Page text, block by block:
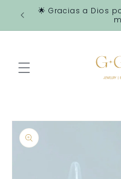
directamente
🌟 Gracias a Dios
directamente
a la
información